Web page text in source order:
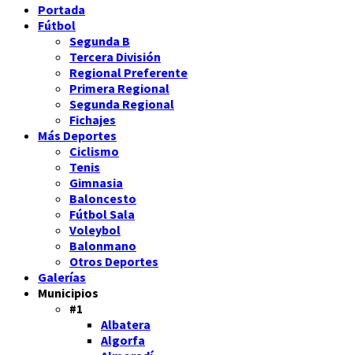
Portada
Fútbol
Segunda B
Tercera División
Regional Preferente
Primera Regional
Segunda Regional
Fichajes
Más Deportes
Ciclismo
Tenis
Gimnasia
Baloncesto
Fútbol Sala
Voleybol
Balonmano
Otros Deportes
Galerías
Municipios
#1
Albatera
Algorfa